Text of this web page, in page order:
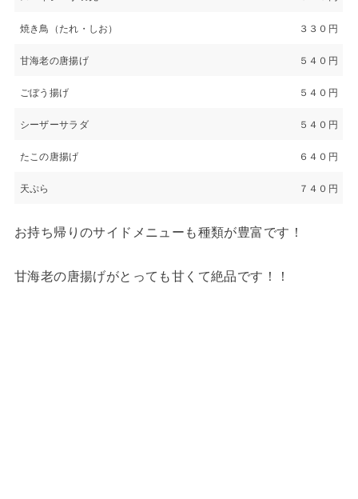
焼き鳥（たれ・しお） ３３０円
甘海老の唐揚げ ５４０円
ごぼう揚げ ５４０円
シーザーサラダ ５４０円
たこの唐揚げ ６４０円
天ぷら ７４０円
お持ち帰りのサイドメニューも種類が豊富です！
甘海老の唐揚げがとっても甘くて絶品です！！